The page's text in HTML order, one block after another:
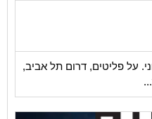
על פליטים, דרום תל אביב,